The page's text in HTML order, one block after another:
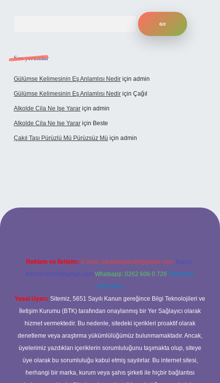
Son yorumlar
Gülümse Kelimesinin Eş Anlamlısı Nedir için admin
Gülümse Kelimesinin Eş Anlamlısı Nedir için Çağıl
Alkolde Cila Ne Işe Yarar için admin
Alkolde Cila Ne Işe Yarar için Beste
Çakıl Taşı Pürüzlü Mü Pürüzsüz Mü için admin
Reklam ve İletişim: E-mail: backlinkpaneli@gmail.com Teams:
forumhizmeti@gmail.com Whatsapp: 0262 606 0 726 Telegram:
@karabul
Yasal Uyarı: Sitemiz, 5651 Sayılı Kanun gereğince Bilgi Teknolojileri ve
İletişim Kurumu (BTK) tarafından onaylanmış bir Yer Sağlayıcı olarak
hizmet vermektedir. Bu nedenle, sitedeki içerikleri proaktif olarak
denetleme veya araştırma yükümlülüğümüz bulunmamaktadır. Ancak,
üyelerimiz yazdıkları içeriklerin sorumluluğunu taşımakta olup, siteye
üye olarak bu sorumluluğu kabul etmiş sayılırlar. Bu internet sitesi,
herhangi bir marka, kurum veya şahıs şirketi ile hiçbir bağlantısı